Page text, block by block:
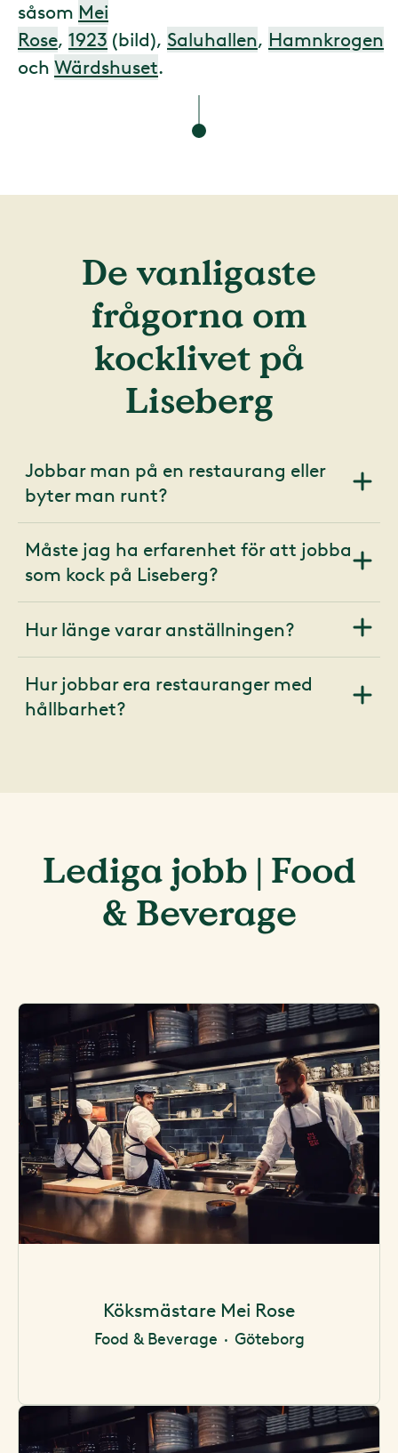
såsom Mei
Rose, 1923 (bild), Saluhallen, Hamnkrogen
och Wärdshuset.
De vanligaste
frågorna om
kocklivet på
Liseberg
Jobbar man på en restaurang eller
byter man runt?
Måste jag ha erfarenhet för att jobba
som kock på Liseberg?
Hur länge varar anställningen?
Hur jobbar era restauranger med
hållbarhet?
Lediga jobb | Food
& Beverage
Köksmästare Mei Rose
Food & Beverage · Göteborg